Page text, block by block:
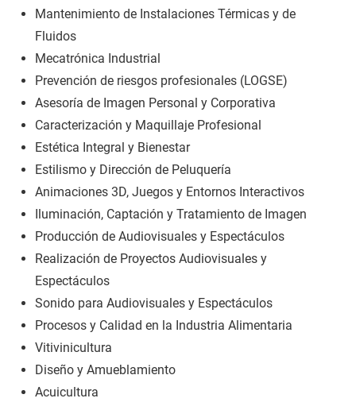
Mantenimiento de Instalaciones Térmicas y de
Fluidos
Mecatrónica Industrial
Prevención de riesgos profesionales (LOGSE)
Asesoría de Imagen Personal y Corporativa
Caracterización y Maquillaje Profesional
Estética Integral y Bienestar
Estilismo y Dirección de Peluquería
Animaciones 3D, Juegos y Entornos Interactivos
Iluminación, Captación y Tratamiento de Imagen
Producción de Audiovisuales y Espectáculos
Realización de Proyectos Audiovisuales y
Espectáculos
Sonido para Audiovisuales y Espectáculos
Procesos y Calidad en la Industria Alimentaria
Vitivinicultura
Diseño y Amueblamiento
Acuicultura